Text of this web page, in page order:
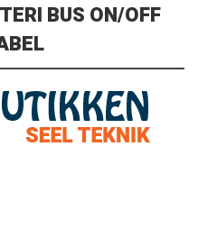
BUS ON/OFF